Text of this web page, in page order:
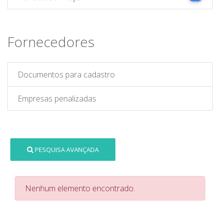
Fornecedores
Documentos para cadastro
Empresas penalizadas
PESQUISA AVANÇADA
Nenhum elemento encontrado.